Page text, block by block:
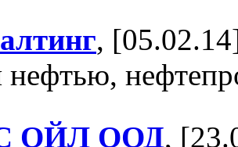
,
нефтью,
ОЙЛ ООД,